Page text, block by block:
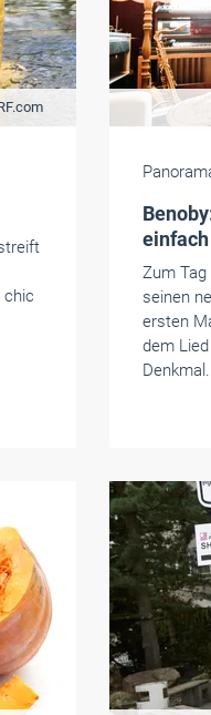
chic
Zum
seinen
ersten
dem
Denkmal.